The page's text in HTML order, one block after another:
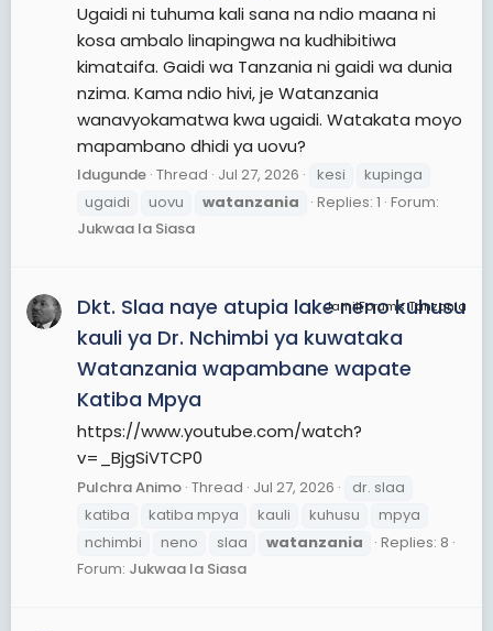
Ugaidi ni tuhuma kali sana na ndio maana ni
kosa ambalo linapingwa na kudhibitiwa
kimataifa. Gaidi wa Tanzania ni gaidi wa dunia
nzima. Kama ndio hivi, je Watanzania
wanavyokamatwa kwa ugaidi. Watakata moyo
mapambano dhidi ya uovu?
Idugunde Thread Jul 27, 2026 kesi
kupinga
ugaidi
uovu watanzania Replies: 1 Forum:
Jukwaa la Siasa
JamiiForums Tanzania
Dkt. Slaa naye atupia lake neno kuhusu
kauli ya Dr. Nchimbi ya kuwataka
Watanzania wapambane wapate
Katiba Mpya
https://www.youtube.com/watch?
v=_BjgSiVTCP0
Pulchra Animo Thread Jul 27, 2026
dr. slaa
katiba
katiba mpya kauli kuhusu
mpya
nchimbi
neno slaa watanzania
Replies: 8
Forum: Jukwaa la Siasa